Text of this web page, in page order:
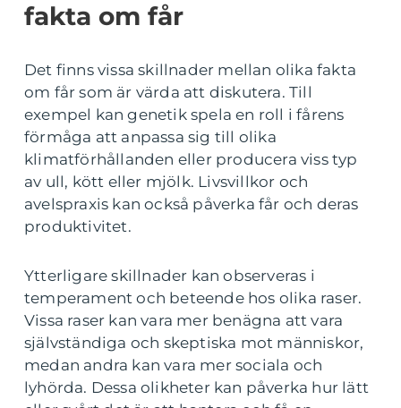
fakta om får
Det finns vissa skillnader mellan olika fakta
om får som är värda att diskutera. Till
exempel kan genetik spela en roll i fårens
förmåga att anpassa sig till olika
klimatförhållanden eller producera viss typ
av ull, kött eller mjölk. Livsvillkor och
avelspraxis kan också påverka får och deras
produktivitet.
Ytterligare skillnader kan observeras i
temperament och beteende hos olika raser.
Vissa raser kan vara mer benägna att vara
självständiga och skeptiska mot människor,
medan andra kan vara mer sociala och
lyhörda. Dessa olikheter kan påverka hur lätt